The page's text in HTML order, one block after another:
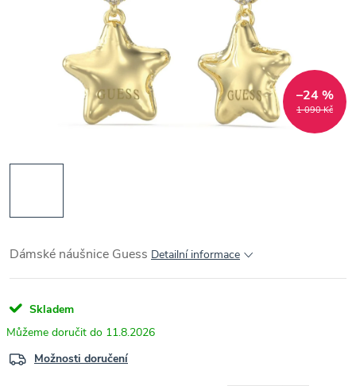
1 090 Kč
–24 %
Dámské náušnice Guess Detailní informace
Skladem
11.8.2026
Možnosti doručení